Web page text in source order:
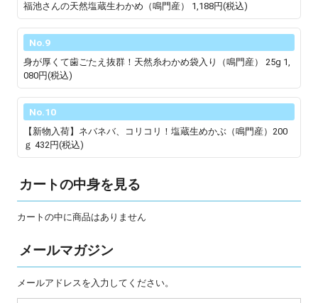
福池さんの天然塩蔵生わかめ（鳴門産） 1,188円(税込)
No.9
身が厚くて歯ごたえ抜群！天然糸わかめ袋入り（鳴門産） 25g 1,
080円(税込)
No.10
【新物入荷】ネバネバ、コリコリ！塩蔵生めかぶ（鳴門産）200
ｇ432円(税込)
カートの中身を見る
カートの中に商品はありません
メールマガジン
メールアドレスを入力してください。